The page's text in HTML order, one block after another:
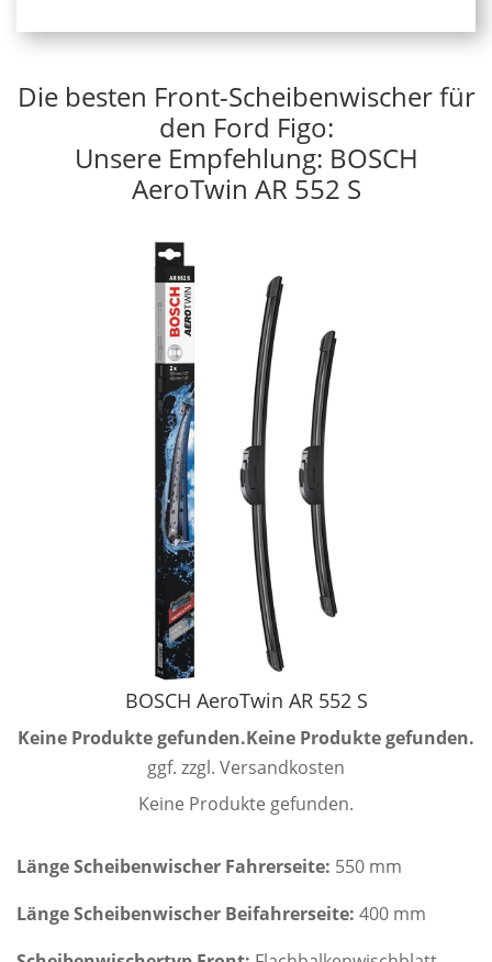
Die besten Front-Scheibenwischer für
den Ford Figo:
Unsere Empfehlung: BOSCH
AeroTwin AR 552 S
BOSCH AeroTwin AR 552 S
Keine Produkte gefunden.Keine Produkte gefunden.
ggf. zzgl. Versandkosten
Keine Produkte gefunden.
Länge Scheibenwischer Fahrerseite: 550 mm
Länge Scheibenwischer Beifahrerseite: 400 mm